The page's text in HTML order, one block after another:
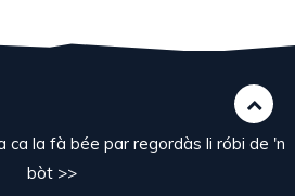
ca la fà bée par regordàs li róbi de 'n
bòt >>